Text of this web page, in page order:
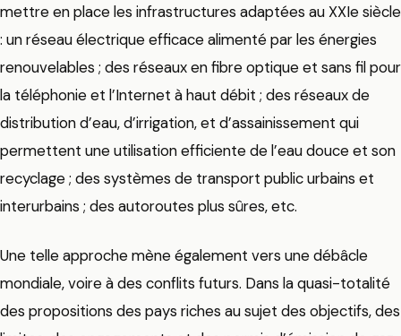
mettre en place les infrastructures adaptées au XXIe siècle
: un réseau électrique efficace alimenté par les énergies
renouvelables ; des réseaux en fibre optique et sans fil pour
la téléphonie et l’Internet à haut débit ; des réseaux de
distribution d’eau, d’irrigation, et d’assainissement qui
permettent une utilisation efficiente de l’eau douce et son
recyclage ; des systèmes de transport public urbains et
interurbains ; des autoroutes plus sûres, etc.
Une telle approche mène également vers une débâcle
mondiale, voire à des conflits futurs. Dans la quasi-totalité
des propositions des pays riches au sujet des objectifs, des